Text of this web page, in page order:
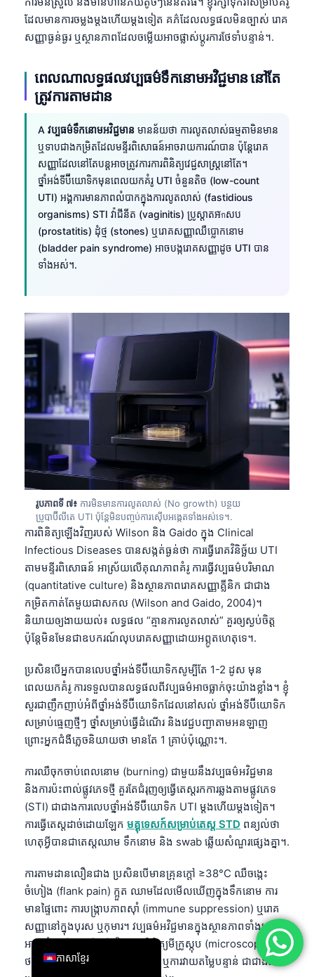
ដែលមានការចម្លងម្តងហើយម្តងទៀត គភ៌ដែលលទ្ធផលមិនច្បាស់ រោគ
សញ្ញាធ្ងន់ធ្ងរ ឬស្ថានភាពដែលចម្លើយអាចផ្លាស់ប្តូរការថែទាំបន្ទាន់។.
ពេលណាលទ្ធផលវប្បធម៌ទឹកនោមអវិជ្ជមាន នៅតែ
ត្រូវការតាមដាន
A វប្បធម៌ទឹកនោមអវិជ្ជមាន មានន័យថា ការលូតលាស់ធម្មតាមិនមាន
ឬទាបជាងកម្រិតដែលមន្ទីរពិសោធន៍អាចរាយការណ៍បាន ប៉ុន្តែរោគ
សញ្ញាដែលនៅតែបន្តអាចត្រូវការការពិនិត្យវេជ្ជសាស្ត្រនៅតែ។
ថ្នាំអង់ទីប៊ីយោទិកមុនពេលយកគំរូ UTI ចំនួនតិច (low-count
UTI) អង្គការមានភាពលំបាកក្នុងការលូតលាស់ (fastidious
organisms) STI វ៉ាជីនីត (vaginitis) ប្រូស្តាតអักសប
(prostatitis) ដុំថ្ម (stones) ឬរោគសញ្ញាឈឺប្លោកនោម
(bladder pain syndrome) អាចបង្ករោគសញ្ញាដូច UTI បាន
ទាំងអស់។.
រូបភាពទី ៧៖ ការមិនមានការលូតលាស់ (No growth) បន្ថយ
ប្រូបាប៊ីលីតេ UTI ប៉ុន្តែមិនបញ្ចប់ការស៊ើបអង្កេតទាំងអស់ទេ។.
ការពិនិត្យឡើងវិញរបស់ Wilson និង Gaido ក្នុង Clinical
Infectious Diseases បានសង្កត់ធ្ងន់ថា ការធ្វើរោគវិនិច្ឆ័យ UTI
តាមមន្ទីរពិសោធន៍ អាស្រ័យលើគុណភាពគំរូ ការធ្វើវប្បធម៌បរិមាណ
(quantitative culture) និងស្ថានភាពរោគសញ្ញាគ្លីនិក ជាជាង
កម្រិតកាត់តែមួយជាសកល (Wilson and Gaido, 2004)។
និយាយឲ្យងាយយល់៖ លទ្ធផល “គ្មានការលូតលាស់” គួរឲ្យស្ងប់ចិត្ត
ប៉ុន្តែមិនមែនជាឧបករណ៍លុបរោគសញ្ញាដោយអព្ភូតហេតុទេ។.
ប្រសិនបើអ្នកបានលេបថ្នាំអង់ទីប៊ីយោទិកសូម្បីតែ 1-2 ដូស មុន
ពេលយកគំរូ ការទទួលបានលទ្ធផលពីវប្បធម៌អាចធ្លាក់ចុះយ៉ាងខ្លាំង។ ខ្ញុំ
សួរជាញឹកញាប់អំពីថ្នាំអង់ទីប៊ីយោទិកដែលនៅសល់ ថ្នាំអង់ទីប៊ីយោទិក
សម្រាប់ធ្មេញថ្មីៗ ថ្នាំសម្រាប់ធ្វើដំណើរ និងវេជ្ជបញ្ជាតាមអនឡាញ
ព្រោះអ្នកជំងឺភ្លេចនិយាយថា មានតែ 1 គ្រាប់ប៉ុណ្ណោះ។.
ការឈឺចុកចាប់ពេលនោម (burning) ជាមួយនឹងវប្បធម៌អវិជ្ជមាន
និងការប៉ះពាល់ផ្លូវភេទថ្មី គួរតែជំរុញឲ្យធ្វើតេស្តរកការឆ្លងតាមផ្លូវភេទ
(STI) ជាជាងការលេបថ្នាំអង់ទីប៊ីយោទិក UTI ម្តងហើយម្តងទៀត។
ការធ្វើតេស្តដាច់ដោយឡែក មគ្គុទេសក៍សម្រាប់តេស្ត STD ពន្យល់ថា
ហេតុអ្វីបានជាតេស្តឈាម ទឹកនោម និង swab ឆ្លើយសំណួរផ្សេងគ្នា។.
ការតាមដានលឿនជាង ប្រសិនបើមានគ្រុនក្តៅ ≥38°C ឈឺចង្កេះ
ចំហៀង (flank pain) ក្អួត ឈាមដែលមើលឃើញក្នុងទឹកនោម ការ
មានផ្ទៃពោះ ការបង្ក្រាបភាពស៊ាំ (immune suppression) ឬរោគ
សញ្ញានៅក្នុងបុរស ឬកុមារ។ វប្បធម៌អវិជ្ជមានក្នុងស្ថានភាពទាំងនោះ
អាចនាំឲ្យធ្វើវប្បធម៌ឡើងវិញ ការពិនិត្យមីក្រូស្កុប (microscopy) ការ
ថតរូបភាព (imaging) តេស្តឈាម ឬការវាយតម្លៃបន្ទាន់ ជាជាងរង់ចាំ
ភាសាខ្មែរ
English
Deutsch
العربية
Français
עִבְרִית
Italiano
Español
Português
Ελληνικά
Türkçe
Română
简体中文
Български
Dansk
Nederlands
हिन्दी
Bahasa Indonesia
Հայերեն
Íslenska
Српски језик
Svenska
Bosanski
Azərbaycan dili
日本語
Čeština
Lietuvių kalba
Polski
한국어
Slovenščina
Magyar
Shqip
বাংলা
اردو
मराठी
தமிழ்
ગુજરાતી